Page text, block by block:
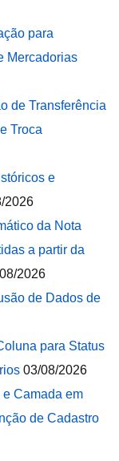
para
Mercadorias
de Transferência
Troca
e
2026
da Nota
a partir da
2026
de Dados de
para Status
03/08/2026
e Camada em
de Cadastro